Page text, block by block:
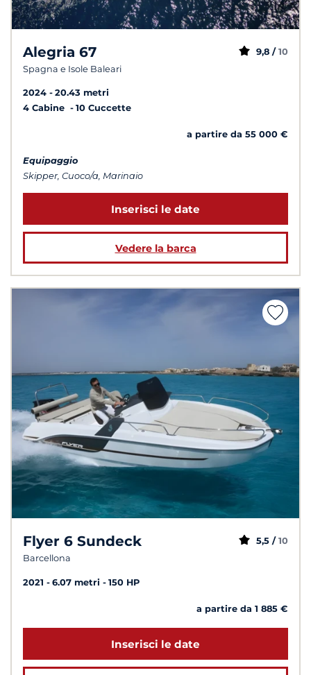
Alegria 67
Spagna e Isole Baleari
9,8 / 10
2024
20.43 metri
4 Cabine
10 Cuccette
a partire da 55 000 €
Equipaggio
Skipper, Cuoco/a, Marinaio
Inserisci le date
Vedere la barca
Flyer 6 Sundeck
Barcellona
5,5 / 10
2021 6.07 metri 150 HP
a partire da 1 885 €
Inserisci le date